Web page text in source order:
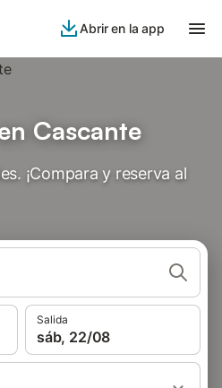
Abrir en la app
Cascante
¡Compara y reserva al
Salida
sáb, 22/08